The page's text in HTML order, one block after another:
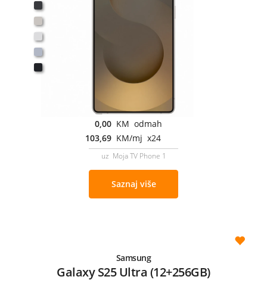
0,00 KM odmah
103,69 KM/mj x24
uz Moja TV Phone 1
Saznaj više
Samsung
Galaxy S25 Ultra (12+256GB)